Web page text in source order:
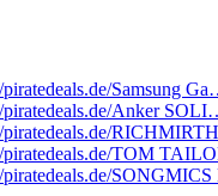
Samsung
piratedeals.de/Anker
piratedeals.de/
piratedeals.de/TOM
piratedeals.de/